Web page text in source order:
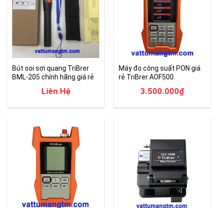
Bút soi sợi quang TriBrer
BML-205 chính hãng giá rẻ
Liên Hệ
Máy đo công suất PON giá
rẻ TriBrer AOF500
3.500.000₫